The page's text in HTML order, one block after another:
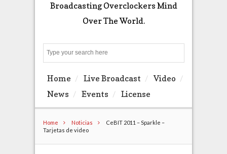
Broadcasting Overclockers Mind
Over The World.
Home Live Broadcast
Video
News
Events License
Home Noticias
CeBIT 2011 – Sparkle –
Tarjetas de video